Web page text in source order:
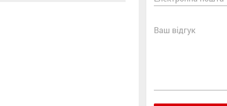
Ваш відгук